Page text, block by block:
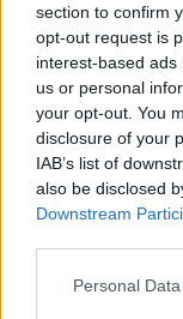
section to confirm
opt-out request is
interest-based
us or personal
your opt-out. You
disclosure of your
IAB’s list of
also be disclosed
Downstream
Please note that
Personal
Kövess
Facebookon